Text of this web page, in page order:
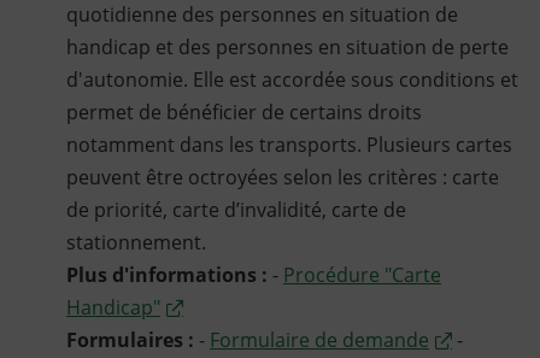
quotidienne des personnes en situation de
handicap et des personnes en situation de perte
d'autonomie. Elle est accordée sous conditions et
permet de bénéficier de certains droits
notamment dans les transports. Plusieurs cartes
peuvent être octroyées selon les critères : carte
de priorité, carte d’invalidité, carte de
stationnement.
Plus d'informations : - Procédure "Carte
Handicap"
Formulaires : - Formulaire de demande
-